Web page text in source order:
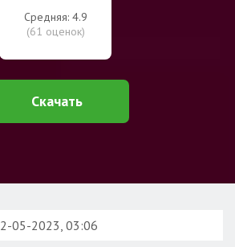
Средняя: 4.9
(61 оценок)
Скачать
2-05-2023, 03:06